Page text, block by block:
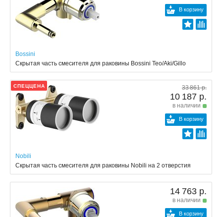
В корзину
Bossini
Скрытая часть смесителя для раковины Bossini Teo/Aki/Gillo
СПЕЦЦЕНА 33 861 р.
10 187 р.
в наличии
В корзину
Nobili
Скрытая часть смесителя для раковины Nobili на 2 отверстия
14 763 р.
в наличии
В корзину